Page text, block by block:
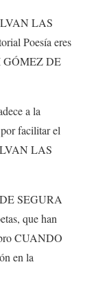
LAS
Poesía eres
GÓMEZ DE
a la
facilitar el
LAS
SEGURA
que han
CUANDO
en la